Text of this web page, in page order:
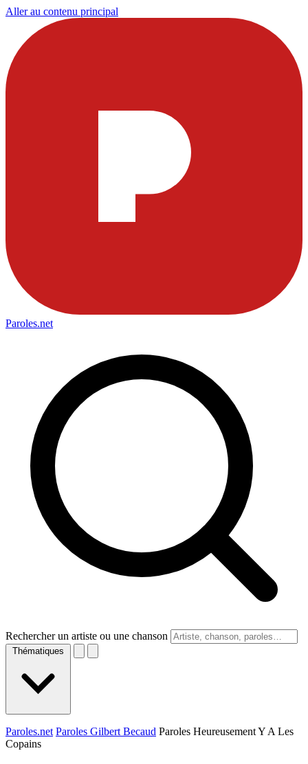
Aller au contenu principal
Paroles.net
Rechercher un artiste ou une chanson
Thématiques
Paroles.net Paroles Gilbert Becaud Paroles Heureusement Y A Les
Copains